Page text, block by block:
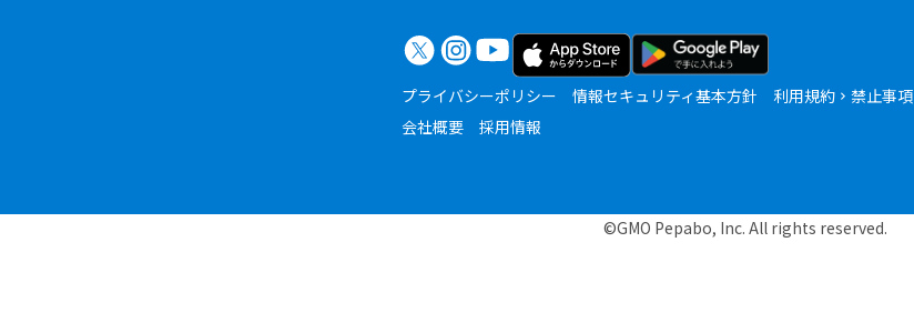
プライバシーポリシー 情報セキュリティ基本方針 利用規約 禁止事項
会社概要
採用情報
©GMO Pepabo, Inc. All rights reserved.